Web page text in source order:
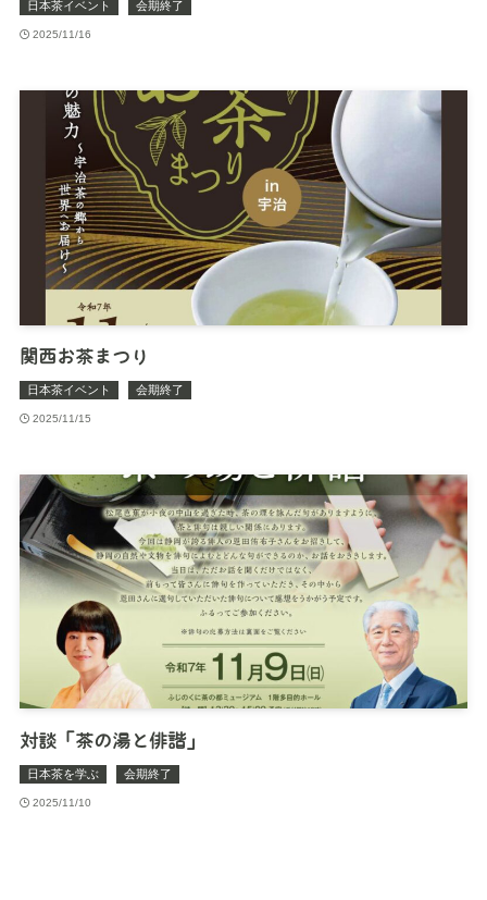
日本茶イベント 会期終了
2025/11/16
関西お茶まつり
日本茶イベント 会期終了
2025/11/15
対談「茶の湯と俳諧」
日本茶を学ぶ 会期終了
2025/11/10